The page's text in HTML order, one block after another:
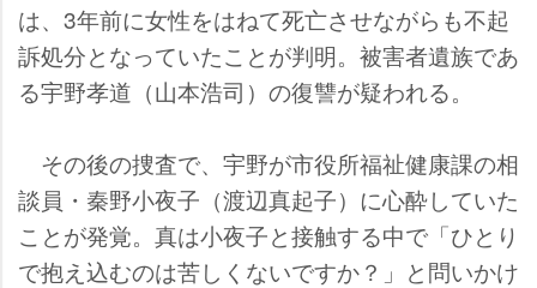
は、3年前に女性をはねて死亡させながらも不起
訴処分となっていたことが判明。被害者遺族であ
る宇野孝道（山本浩司）の復讐が疑われる。
その後の捜査で、宇野が市役所福祉健康課の相
談員・秦野小夜子（渡辺真起子）に心酔していた
ことが発覚。真は小夜子と接触する中で「ひとり
で抱え込むのは苦しくないですか？」と問いかけ